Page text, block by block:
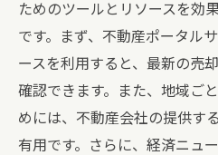
ためのツールとリソースを効
です。まず、不動産ポータル
ースを利用すると、最新の売
確認できます。また、地域ご
めには、不動産会社の提供す
有用です。さらに、経済ニュ